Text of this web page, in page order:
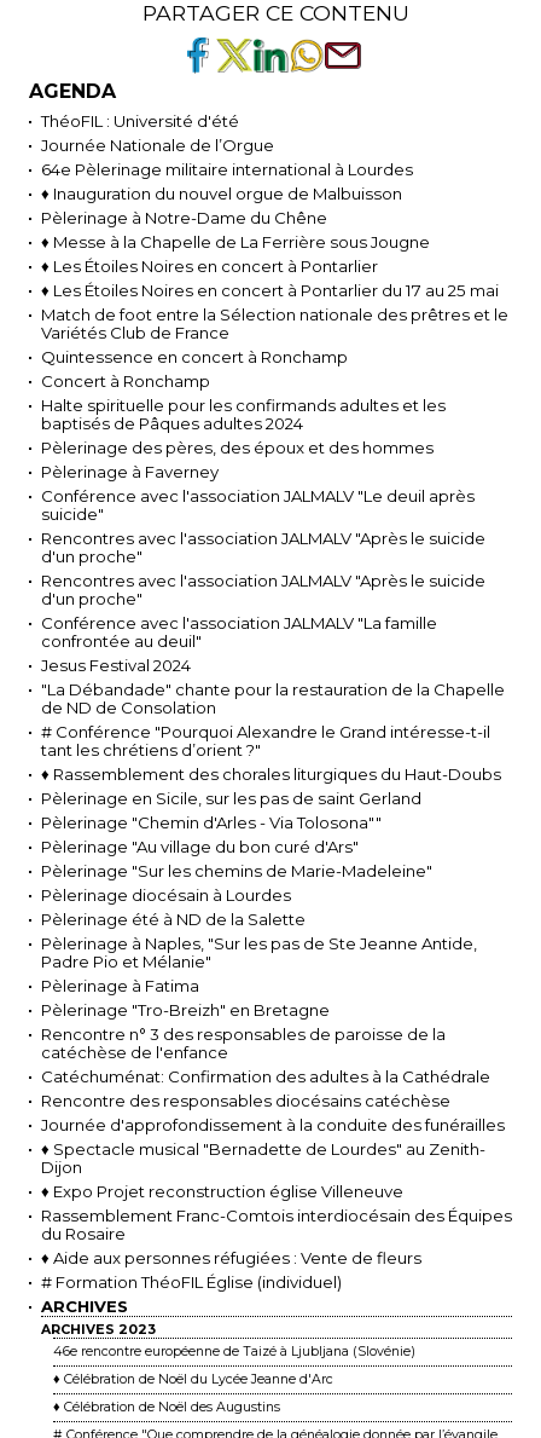
PARTAGER CE CONTENU
AGENDA
ThéoFIL : Université d'été
Journée Nationale de l’Orgue
64e Pèlerinage militaire international à Lourdes
♦ Inauguration du nouvel orgue de Malbuisson
Pèlerinage à Notre-Dame du Chêne
♦ Messe à la Chapelle de La Ferrière sous Jougne
♦ Les Étoiles Noires en concert à Pontarlier
♦ Les Étoiles Noires en concert à Pontarlier du 17 au 25 mai
Match de foot entre la Sélection nationale des prêtres et le
Variétés Club de France
Quintessence en concert à Ronchamp
Concert à Ronchamp
Halte spirituelle pour les confirmands adultes et les
baptisés de Pâques adultes 2024
Pèlerinage des pères, des époux et des hommes
Pèlerinage à Faverney
Conférence avec l'association JALMALV "Le deuil après
suicide"
Rencontres avec l'association JALMALV "Après le suicide
d'un proche"
Rencontres avec l'association JALMALV "Après le suicide
d'un proche"
Conférence avec l'association JALMALV "La famille
confrontée au deuil"
Jesus Festival 2024
"La Débandade" chante pour la restauration de la Chapelle
de ND de Consolation
# Conférence "Pourquoi Alexandre le Grand intéresse-t-il
tant les chrétiens d’orient ?"
♦ Rassemblement des chorales liturgiques du Haut-Doubs
Pèlerinage en Sicile, sur les pas de saint Gerland
Pèlerinage "Chemin d'Arles - Via Tolosona""
Pèlerinage "Au village du bon curé d'Ars"
Pèlerinage "Sur les chemins de Marie-Madeleine"
Pèlerinage diocésain à Lourdes
Pèlerinage été à ND de la Salette
Pèlerinage à Naples, "Sur les pas de Ste Jeanne Antide,
Padre Pio et Mélanie"
Pèlerinage à Fatima
Pèlerinage "Tro-Breizh" en Bretagne
Rencontre n° 3 des responsables de paroisse de la
catéchèse de l'enfance
Catéchuménat: Confirmation des adultes à la Cathédrale
Rencontre des responsables diocésains catéchèse
Journée d'approfondissement à la conduite des funérailles
♦ Spectacle musical "Bernadette de Lourdes" au Zenith-
Dijon
♦ Expo Projet reconstruction église Villeneuve
Rassemblement Franc-Comtois interdiocésain des Équipes
du Rosaire
♦ Aide aux personnes réfugiées : Vente de fleurs
# Formation ThéoFIL Église (individuel)
ARCHIVES
ARCHIVES 2023
46e rencontre européenne de Taizé à Ljubljana (Slovénie)
♦ Célébration de Noël du Lycée Jeanne d'Arc
♦ Célébration de Noël des Augustins
# Conférence "Que comprendre de la généalogie donnée par l’évangile